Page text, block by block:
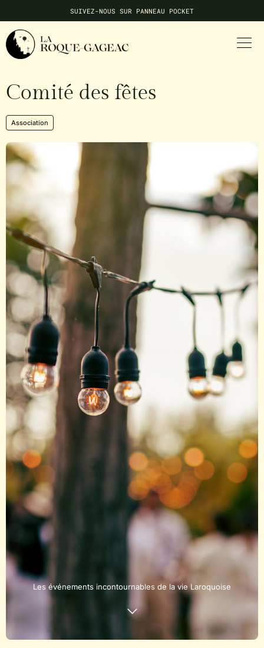
SUIVEZ-NOUS SUR PANNEAU POCKET
NE MANQUEZ AUCUNE INFO LOCALE
Comité des fêtes
Association
Les événements incontournables de la vie Laroquoise